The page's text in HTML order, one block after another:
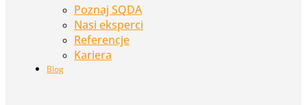
Poznaj SQDA
Nasi eksperci
Referencje
Kariera
Blog